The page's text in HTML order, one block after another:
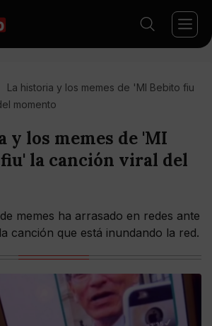
La historia y los memes de 'MI Bebito fiu
momento
y los memes de 'MI
la canción viral del
memes ha arrasado en redes ante
canción que está inundando la red.